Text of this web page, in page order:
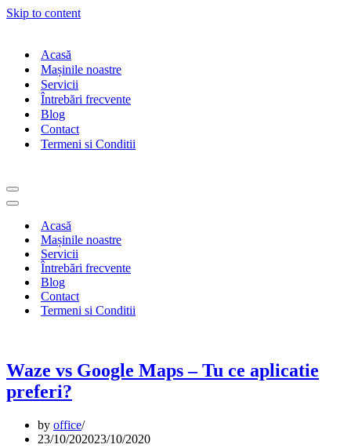
Skip to content
Acasă
Mașinile noastre
Servicii
Întrebări frecvente
Blog
Contact
Termeni si Conditii
Navigation
Menu
Navigation
Acasă
Mașinile noastre
Servicii
Întrebări frecvente
Blog
Contact
Termeni si Conditii
Waze vs Google Maps – Tu ce aplicatie
preferi?
by office
23/10/202023/10/2020